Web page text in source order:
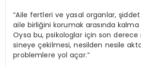
“Aile fertleri ve yasal organlar,
aile birliğini korumak arasında
Oysa bu, psikologlar için son
sineye çekilmesi, nesilden nesile
problemlere yol açar.”